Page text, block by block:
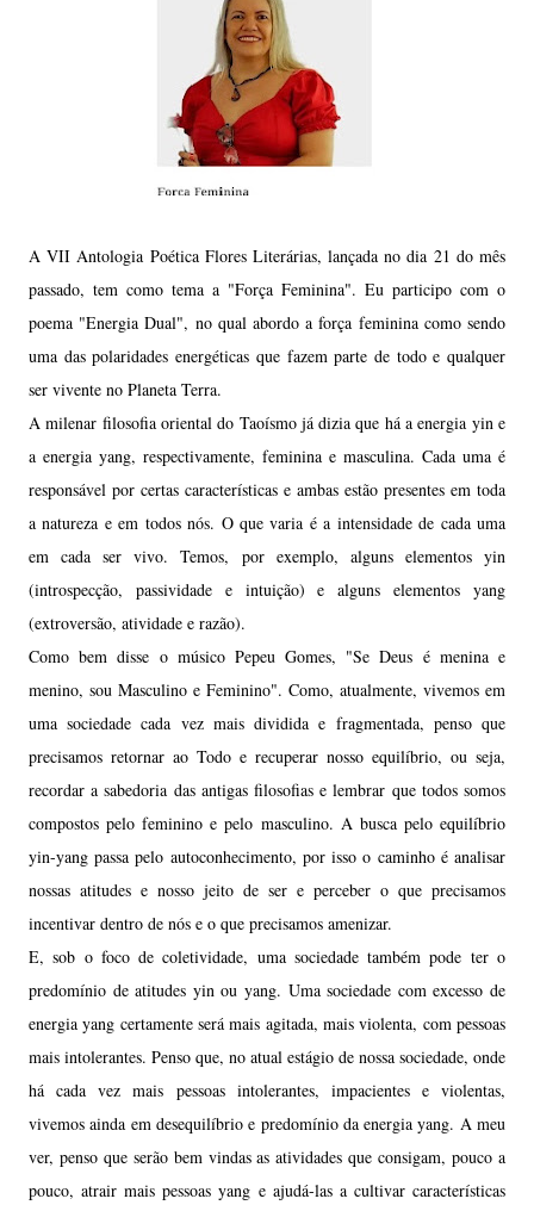
A VII Antologia Poética Flores Literárias, lançada no dia 21 do mês
passado, tem como tema a "Força Feminina". Eu participo com o
poema "Energia Dual", no qual abordo a força feminina como sendo
uma das polaridades energéticas que fazem parte de todo e qualquer
ser vivente no Planeta Terra.
A milenar filosofia oriental do Taoísmo já dizia que há a energia yin e
a energia yang, respectivamente, feminina e masculina. Cada uma é
responsável por certas características e ambas estão presentes em toda
a natureza e em todos nós. O que varia é a intensidade de cada uma
em cada ser vivo. Temos, por exemplo, alguns elementos yin
(introspecção, passividade e intuição) e alguns elementos yang
(extroversão, atividade e razão).
Como bem disse o músico Pepeu Gomes, "Se Deus é menina e
menino, sou Masculino e Feminino". Como, atualmente, vivemos em
uma sociedade cada vez mais dividida e fragmentada, penso que
precisamos retornar ao Todo e recuperar nosso equilíbrio, ou seja,
recordar a sabedoria das antigas filosofias e lembrar que todos somos
compostos pelo feminino e pelo masculino. A busca pelo equilíbrio
yin-yang passa pelo autoconhecimento, por isso o caminho é analisar
nossas atitudes e nosso jeito de ser e perceber o que precisamos
incentivar dentro de nós e o que precisamos amenizar.
E, sob o foco de coletividade, uma sociedade também pode ter o
predomínio de atitudes yin ou yang. Uma sociedade com excesso de
energia yang certamente será mais agitada, mais violenta, com pessoas
mais intolerantes. Penso que, no atual estágio de nossa sociedade, onde
há cada vez mais pessoas intolerantes, impacientes e violentas,
vivemos ainda em desequilíbrio e predomínio da energia yang. A meu
ver, penso que serão bem vindas as atividades que consigam, pouco a
pouco, atrair mais pessoas yang e ajudá-las a cultivar características